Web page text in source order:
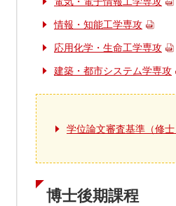
情報・知能工学専攻
応用化学・生命工学専攻
建築・都市システム学専攻
学位論文審査基準（修
博士後期課程